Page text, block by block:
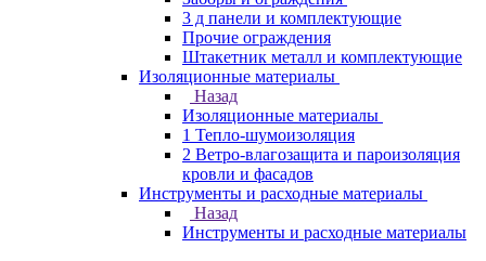
3 д панели и комплектующие
Прочие ограждения
Штакетник металл и комплектующие
Изоляционные материалы
Назад
Изоляционные материалы
1 Тепло-шумоизоляция
2 Ветро-влагозащита и пароизоляция
кровли и фасадов
Инструменты и расходные материалы
Назад
Инструменты и расходные материалы